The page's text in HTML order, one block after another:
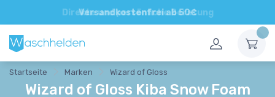
Direkte und persönliche Beratung
Startseite Marken Wizard of Gloss
Wizard of Gloss Kiba Snow Foam